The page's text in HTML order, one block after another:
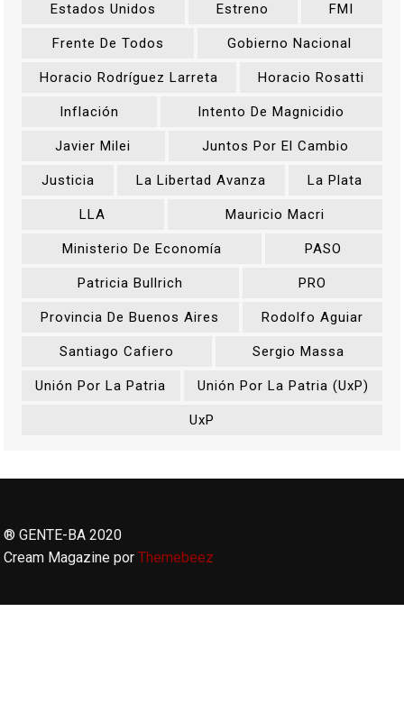
Estados Unidos Estreno FMI
Frente De Todos Gobierno Nacional
Horacio Rodríguez Larreta Horacio Rosatti
Inflación Intento De Magnicidio
Javier Milei Juntos Por El Cambio
Justicia La Libertad Avanza La Plata
LLA Mauricio Macri
Ministerio De Economía PASO
Patricia Bullrich PRO
Provincia De Buenos Aires Rodolfo Aguiar
Santiago Cafiero Sergio Massa
Unión Por La Patria Unión Por La Patria (UxP)
UxP
® GENTE-BA 2020
Cream Magazine porThemebeez